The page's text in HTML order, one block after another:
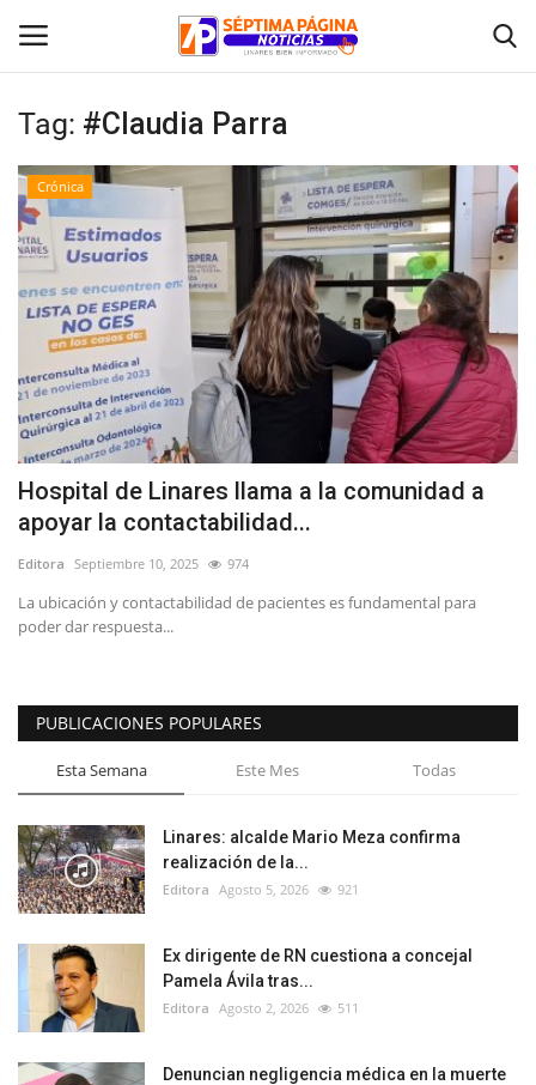
Inicio
Crónica
Policial
Tribunales
Deporte
Política
Espectáculos
Tag: #Claudia Parra
Crónica
Hospital de Linares llama a la comunidad a
apoyar la contactabilidad...
Editora Septiembre 10, 2025 974
La ubicación y contactabilidad de pacientes es fundamental para
poder dar respuesta...
PUBLICACIONES POPULARES
Esta Semana Este Mes Todas
Linares: alcalde Mario Meza confirma
realización de la...
Editora Agosto 5, 2026 921
Ex dirigente de RN cuestiona a concejal
Pamela Ávila tras...
Editora Agosto 2, 2026 511
Denuncian negligencia médica en la muerte